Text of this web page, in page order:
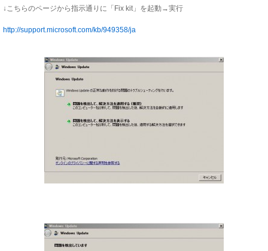
↓こちらのページから指示通りに「Fix kit」を起動→実行
http://support.microsoft.com/kb/949358/ja